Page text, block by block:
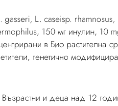
L. caseisp.
150 мг инулин, 10
в Био растителна
генетично
Възрастни и деца над 12